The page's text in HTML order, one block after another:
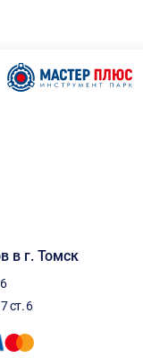
в г. Томск
ст. 6